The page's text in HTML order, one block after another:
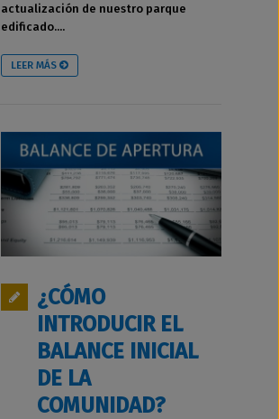
actualización de nuestro parque
edificado....
LEER MÁS
¿CÓMO
INTRODUCIR EL
BALANCE INICIAL
DE LA
COMUNIDAD?